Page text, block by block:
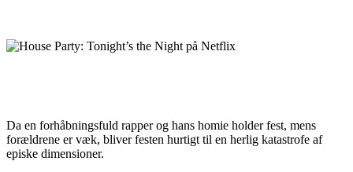
Da en forhåbningsfuld rapper og hans homie holder fest, mens
forældrene er væk, bliver festen hurtigt til en herlig katastrofe af
episke dimensioner.